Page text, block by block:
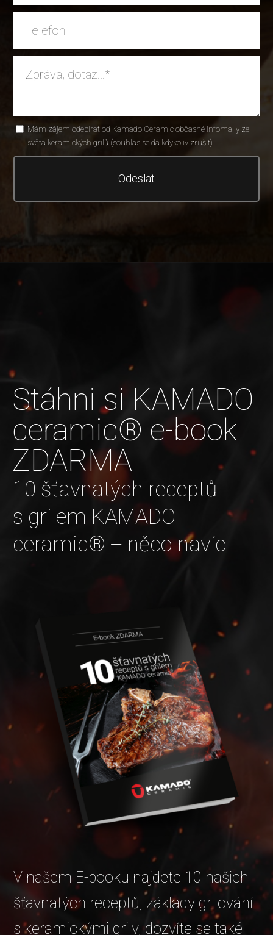
Mám zájem odebírat od Kamado Ceramic občasné infomaily ze
světa keramických grilů (souhlas se dá kdykoliv zrušit)
Odeslat
Stáhni si KAMADO
ceramic® e-book
ZDARMA
10 šťavnatých receptů
s grilem KAMADO
ceramic® + něco navíc
V našem E-booku najdete 10 našich
šťavnatých receptů, základy grilování
s keramickými grily, dozvíte se také